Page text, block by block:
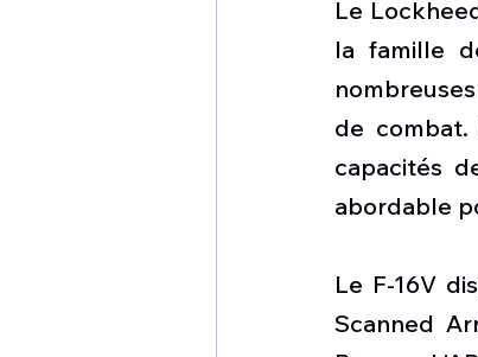
Le
la famille
de
capacités
abordable
Le F-16V
Scanned